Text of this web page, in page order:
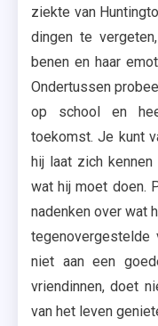
ziekte van
dingen te
benen en haar
Ondertussen
op school en
toekomst. Je kunt
hij laat zich
wat hij moet doen.
nadenken over wat
niet aan een
vriendinnen, doet
van het leven